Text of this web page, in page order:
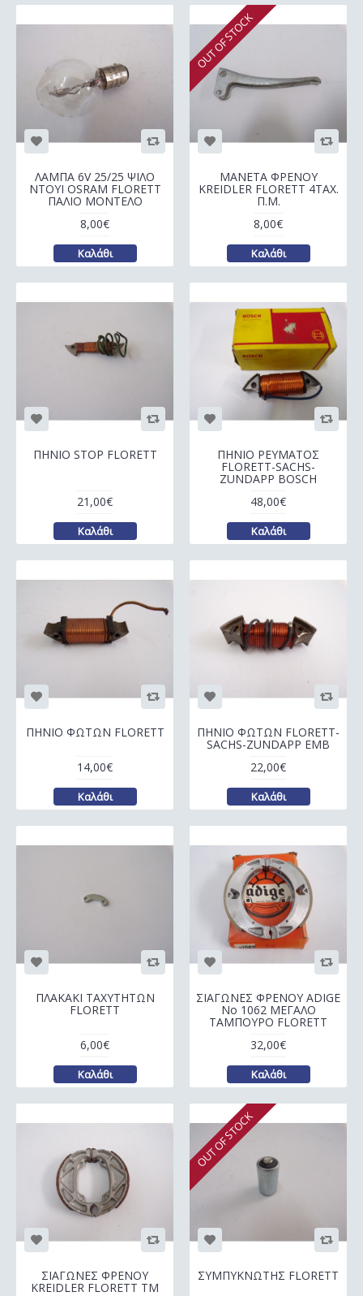
ΛΑΜΠΑ 6V 25/25 ΨΙΛΟ
ΝΤΟΥΙ OSRAM FLORETT
ΠΑΛΙΟ ΜΟΝΤΕΛΟ
8,00€
Καλάθι
OUT OF STOCK
ΜΑΝΕΤΑ ΦΡΕΝΟΥ
KREIDLER FLORETT 4ΤΑΧ.
Π.Μ.
8,00€
Καλάθι
ΠΗΝΙΟ STOP FLORETT
21,00€
Καλάθι
ΠΗΝΙΟ ΡΕΥΜΑΤΟΣ
FLORETT-SACHS-
ZUNDAPP BOSCH
48,00€
Καλάθι
ΠΗΝΙΟ ΦΩΤΩΝ FLORETT
14,00€
Καλάθι
ΠΗΝΙΟ ΦΩΤΩΝ FLORETT-
SACHS-ZUNDAPP EMB
22,00€
Καλάθι
ΠΛΑΚΑΚΙ ΤΑΧΥΤΗΤΩΝ
FLORETT
6,00€
Καλάθι
ΣΙΑΓΩΝΕΣ ΦΡΕΝΟΥ ADIGE
No 1062 ΜΕΓΑΛΟ
ΤΑΜΠΟΥΡΟ FLORETT
32,00€
Καλάθι
ΣΙΑΓΩΝΕΣ ΦΡΕΝΟΥ
KREIDLER FLORETT TM
OUT OF STOCK
ΣΥΜΠΥΚΝΩΤΗΣ FLORETT